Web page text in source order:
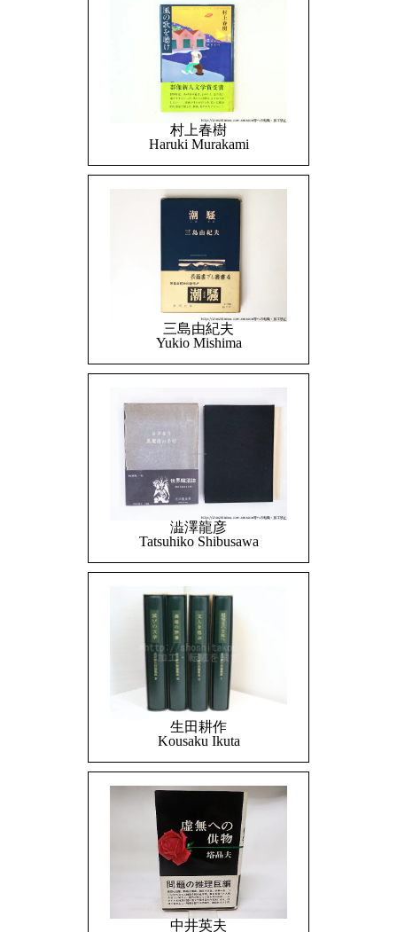
村上春樹
Haruki Murakami
三島由紀夫
Yukio Mishima
澁澤龍彦
Tatsuhiko Shibusawa
生田耕作
Kousaku Ikuta
中井英夫